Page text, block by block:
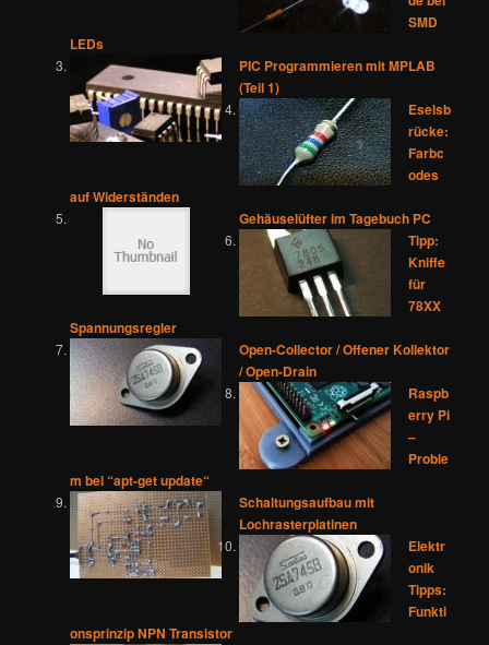
SMD
LEDs
PIC Programmieren mit MPLAB
(Teil 1)
Eselsb
rücke:
Farbc
odes
auf Widerständen
Gehäuselüfter im Tagebuch PC
Tipp:
Kniffe
für
78XX
Spannungsregler
Open-Collector / Offener Kollektor
/ Open-Drain
Raspb
erry Pi
–
Proble
m bei “apt-get update“
Schaltungsaufbau mit
Lochrasterplatinen
Elektr
onik
Tipps:
Funkti
onsprinzip NPN Transistor